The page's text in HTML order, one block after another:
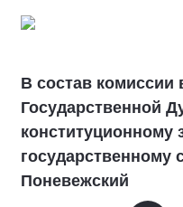
В состав комиссии
Государственной
конституционному
государственному
Поневежский